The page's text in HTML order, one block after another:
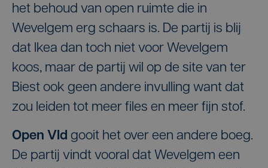
het behoud van open ruimte die in
Wevelgem erg schaars is. De partij is blij
dat Ikea dan toch niet voor Wevelgem
koos, maar de partij wil op de site van ter
Biest ook geen andere invulling want dat
zou leiden tot meer files en meer fijn stof.
Open Vld gooit het over een andere boeg.
De partij vindt vooral dat Wevelgem een